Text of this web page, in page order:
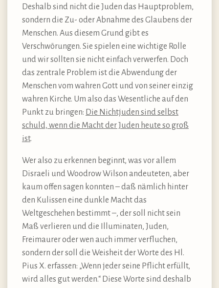
Deshalb sind nicht die Juden das Hauptproblem,
sondern die Zu- oder Abnahme des Glaubens der
Menschen. Aus diesem Grund gibt es
Verschwörungen. Sie spielen eine wichtige Rolle
und wir sollten sie nicht einfach verwerfen. Doch
das zentrale Problem ist die Abwendung der
Menschen vom wahren Gott und von seiner einzig
wahren Kirche. Um also das Wesentliche auf den
Punkt zu bringen: Die Nichtjuden sind selbst
schuld, wenn die Macht der Juden heute so groß
ist.
Wer also zu erkennen beginnt, was vor allem
Disraeli und Woodrow Wilson andeuteten, aber
kaum offen sagen konnten – daß nämlich hinter
den Kulissen eine dunkle Macht das
Weltgeschehen bestimmt –, der soll nicht sein
Maß verlieren und die Illuminaten, Juden,
Freimaurer oder wen auch immer verfluchen,
sondern der soll die Weisheit der Worte des Hl.
Pius X. erfassen: „Wenn jeder seine Pflicht erfüllt,
wird alles gut werden.“ Diese Worte sind deshalb